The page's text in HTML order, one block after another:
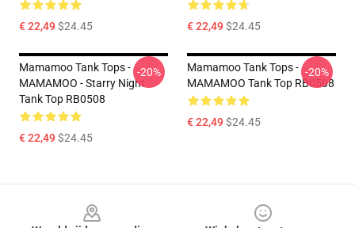
€ 22,49$24.45 € 22,49$24.45
Mamamoo Tank Tops -
MAMAMOO - Starry Night
Tank Top RB0508
€ 22,49$24.45
-20%
Mamamoo Tank Tops -
MAMAMOO Tank Top RB0508
€ 22,49$24.45
-20%